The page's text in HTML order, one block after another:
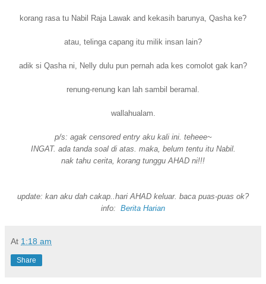
korang rasa tu Nabil Raja Lawak and kekasih barunya, Qasha ke?
atau, telinga capang itu milik insan lain?
adik si Qasha ni, Nelly dulu pun pernah ada kes comolot gak kan?
renung-renung kan lah sambil beramal.
wallahualam.
p/s: agak censored entry aku kali ini. teheee~
INGAT. ada tanda soal di atas. maka, belum tentu itu Nabil.
nak tahu cerita, korang tunggu AHAD ni!!!
update: kan aku dah cakap..hari AHAD keluar. baca puas-puas ok?
info: Berita Harian
At 1:18 am
Share